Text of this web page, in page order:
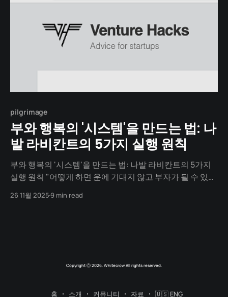
pilgrimage
부와 행복의 '시스템'을 만드는 법: 나
발 라비칸트의 5가지 실행 원칙
부와 행복의 '시스템'을 만드는 법: 나발 라비칸트의 5가지
실행 원칙 "어떻게 하면 운에 기대지 않고 부자가 될 수 있을
지난 편에서 다뤘듯이 Epinions에서 모든 것을 잃은 후, 다
26 11월 20259 min read
Copyright ⓒ 2026. Whitecrow All rights reserved.
홈 소개 커뮤니티 자료 🇺🇸 ENG